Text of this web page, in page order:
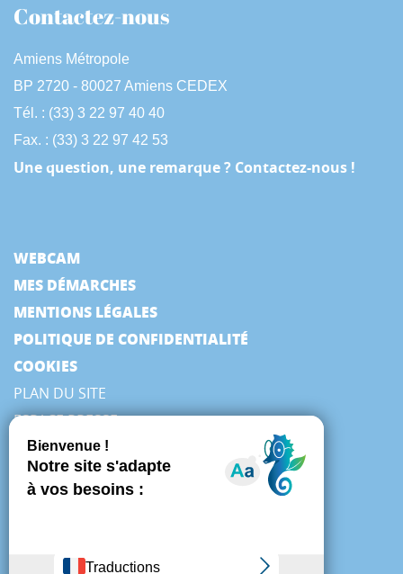
Contactez-nous
Amiens Métropole
BP 2720 - 80027 Amiens CEDEX
Tél. : (33) 3 22 97 40 40
Fax. : (33) 3 22 97 42 53
Une question, une remarque ? Contactez-nous !
WEBCAM
MES DÉMARCHES
MENTIONS LÉGALES
POLITIQUE DE CONFIDENTIALITÉ
COOKIES
PLAN DU SITE
ESPACE PRESSE